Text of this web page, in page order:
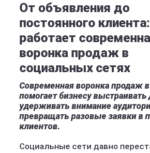
От объявления до
постоянного
работает
воронка продаж в
социальных сетях
Современная воронка продаж
помогает бизнесу выстраивать
удерживать внимание
превращать разовые заявки в
клиентов.
Социальные сети давно